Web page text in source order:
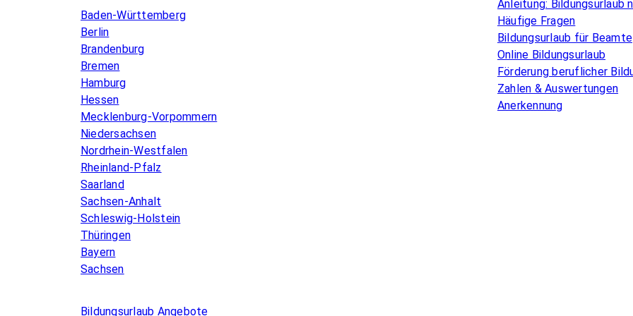
Baden-Württemberg
Berlin
Brandenburg
Bremen
Hamburg
Hessen
Mecklenburg-Vorpommern
Niedersachsen
Nordrhein-Westfalen
Rheinland-Pfalz
Saarland
Sachsen-Anhalt
Schleswig-Holstein
Thüringen
Bayern
Sachsen
Anleitung: Bildungsurlaub
Häufige Fragen
Bildungsurlaub für Beamte
Online Bildungsurlaub
Förderung beruflicher
Zahlen & Auswertungen
Anerkennung
Bildungsurlaub Angebote